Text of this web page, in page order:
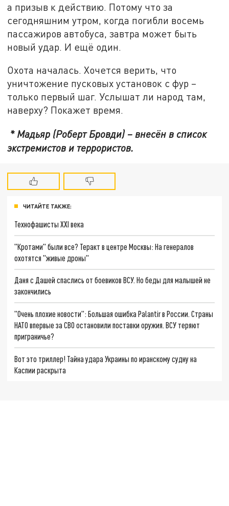
а призыв к действию. Потому что за
сегодняшним утром, когда погибли восемь
пассажиров автобуса, завтра может быть
новый удар. И ещё один.
Охота началась. Хочется верить, что
уничтожение пусковых установок с фур –
только первый шаг. Услышат ли народ там,
наверху? Покажет время.
* Мадьяр (Роберт Бровди) – внесён в список
экстремистов и террористов.
ЧИТАЙТЕ ТАКЖЕ:
Технофашисты XXI века
"Кротами" были все? Теракт в центре Москвы: На генералов
охотятся "живые дроны"
Даня с Дашей спаслись от боевиков ВСУ. Но беды для малышей не
закончились
"Очень плохие новости": Большая ошибка Palantir в России. Страны
НАТО впервые за СВО остановили поставки оружия. ВСУ теряют
приграничье?
Вот это триллер! Тайна удара Украины по иранскому судну на
Каспии раскрыта